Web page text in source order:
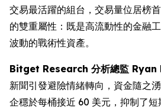
交易最活躍的組台，交易量位居榜
的雙重屬性：既是高流動性的金融
波動的戰術性資產。
Bitget Research 分析總監 Ryan
新聞引發避險情緒轉向，資金隨之
企穩於每桶接近 60 美元，抑制了